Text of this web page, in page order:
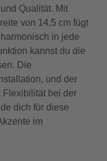
Qualität. Mit
von 14,5 cm fügt
in jede
kannst du die
Die
und der
Flexibilität bei der
dich für diese
im